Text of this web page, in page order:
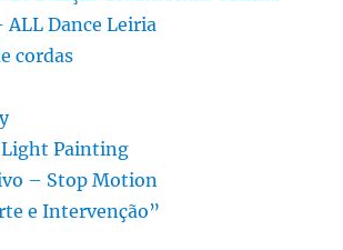
ALL Dance Leiria
cordas
Painting
– Stop Motion
e Intervenção”